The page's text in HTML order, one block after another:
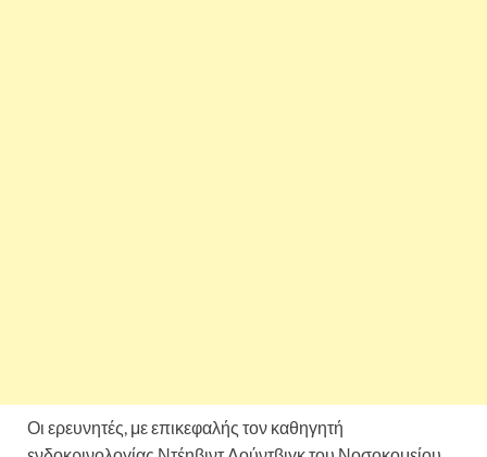
Οι ερευνητές, με επικεφαλής τον καθηγητή